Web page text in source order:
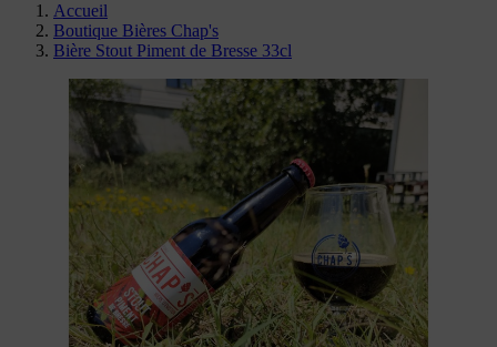
Accueil
Boutique Bières Chap's
Bière Stout Piment de Bresse 33cl